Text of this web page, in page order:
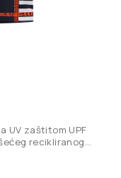
UV zaštitom UPF
recikliranog